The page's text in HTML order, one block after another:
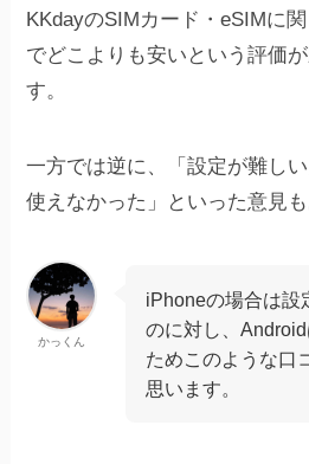
KKdayのSIMカード・eSIMに
でどこよりも安いという評価
す。
一方では逆に、「設定が難し
使えなかった」といった意見も
かっくん
iPhoneの場合は設
のに対し、
ためこのような口
思います。